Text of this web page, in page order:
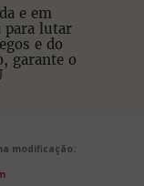
e em
para lutar
e do
garante o
modificação: